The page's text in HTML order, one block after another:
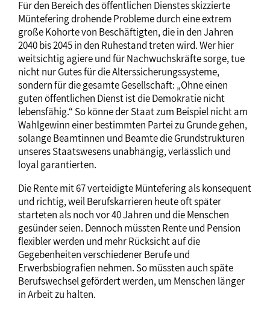
Für den Bereich des öffentlichen Dienstes skizzierte
Müntefering drohende Probleme durch eine extrem
große Kohorte von Beschäftigten, die in den Jahren
2040 bis 2045 in den Ruhestand treten wird. Wer hier
weitsichtig agiere und für Nachwuchskräfte sorge, tue
nicht nur Gutes für die Alterssicherungssysteme,
sondern für die gesamte Gesellschaft: „Ohne einen
guten öffentlichen Dienst ist die Demokratie nicht
lebensfähig.“ So könne der Staat zum Beispiel nicht am
Wahlgewinn einer bestimmten Partei zu Grunde gehen,
solange Beamtinnen und Beamte die Grundstrukturen
unseres Staatswesens unabhängig, verlässlich und
loyal garantierten.
Die Rente mit 67 verteidigte Müntefering als konsequent
und richtig, weil Berufskarrieren heute oft später
starteten als noch vor 40 Jahren und die Menschen
gesünder seien. Dennoch müssten Rente und Pension
flexibler werden und mehr Rücksicht auf die
Gegebenheiten verschiedener Berufe und
Erwerbsbiografien nehmen. So müssten auch späte
Berufswechsel gefördert werden, um Menschen länger
in Arbeit zu halten.